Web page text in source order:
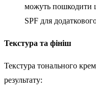
можуть пошкодити
SPF для
Текстура та фініш
Текстура тонального
результату: